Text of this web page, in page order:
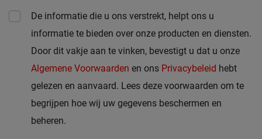
De informatie die u ons verstrekt, helpt ons u
informatie te bieden over onze producten en diensten.
Door dit vakje aan te vinken, bevestigt u dat u onze
Algemene Voorwaarden en ons Privacybeleid hebt
gelezen en aanvaard. Lees deze voorwaarden om te
begrijpen hoe wij uw gegevens beschermen en
beheren.